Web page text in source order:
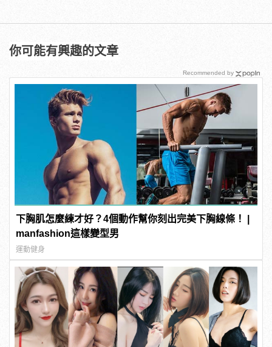
你可能有興趣的文章
下胸肌怎麼練才好？4個動作幫你刻出完美下胸線條！ |
manfashion這樣變型男
運動健身
Recommended by